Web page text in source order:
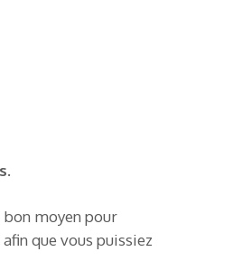
moyen pour
que vous puissiez